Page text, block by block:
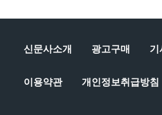
신문사소개 광고구매 기
이용약관 개인정보취급방침